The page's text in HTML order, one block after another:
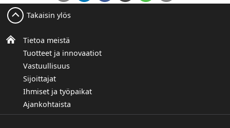
Tietoa meistä
Tuotteet ja innovaatiot
Vastuullisuus
Sijoittajat
Ihmiset ja työpaikat
Ajankohtaista
Takaisin ylös